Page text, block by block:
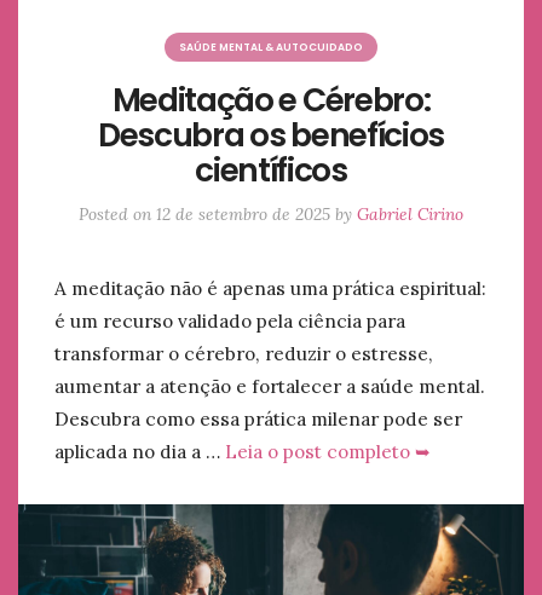
SAÚDE MENTAL & AUTOCUIDADO
Meditação e Cérebro:
Descubra os benefícios
científicos
Posted on 12 de setembro de 2025 by Gabriel Cirino
A meditação não é apenas uma prática espiritual:
é um recurso validado pela ciência para
transformar o cérebro, reduzir o estresse,
aumentar a atenção e fortalecer a saúde mental.
Descubra como essa prática milenar pode ser
aplicada no dia a … Leia o post completo ➥